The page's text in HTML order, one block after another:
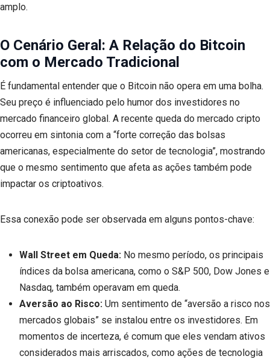
amplo.
O Cenário Geral: A Relação do Bitcoin
com o Mercado Tradicional
É fundamental entender que o Bitcoin não opera em uma bolha.
Seu preço é influenciado pelo humor dos investidores no
mercado financeiro global. A recente queda do mercado cripto
ocorreu em sintonia com a “forte correção das bolsas
americanas, especialmente do setor de tecnologia”, mostrando
que o mesmo sentimento que afeta as ações também pode
impactar os criptoativos.
Essa conexão pode ser observada em alguns pontos-chave:
Wall Street em Queda: No mesmo período, os principais
índices da bolsa americana, como o S&P 500, Dow Jones e
Nasdaq, também operavam em queda.
Aversão ao Risco: Um sentimento de “aversão a risco nos
mercados globais” se instalou entre os investidores. Em
momentos de incerteza, é comum que eles vendam ativos
considerados mais arriscados, como ações de tecnologia